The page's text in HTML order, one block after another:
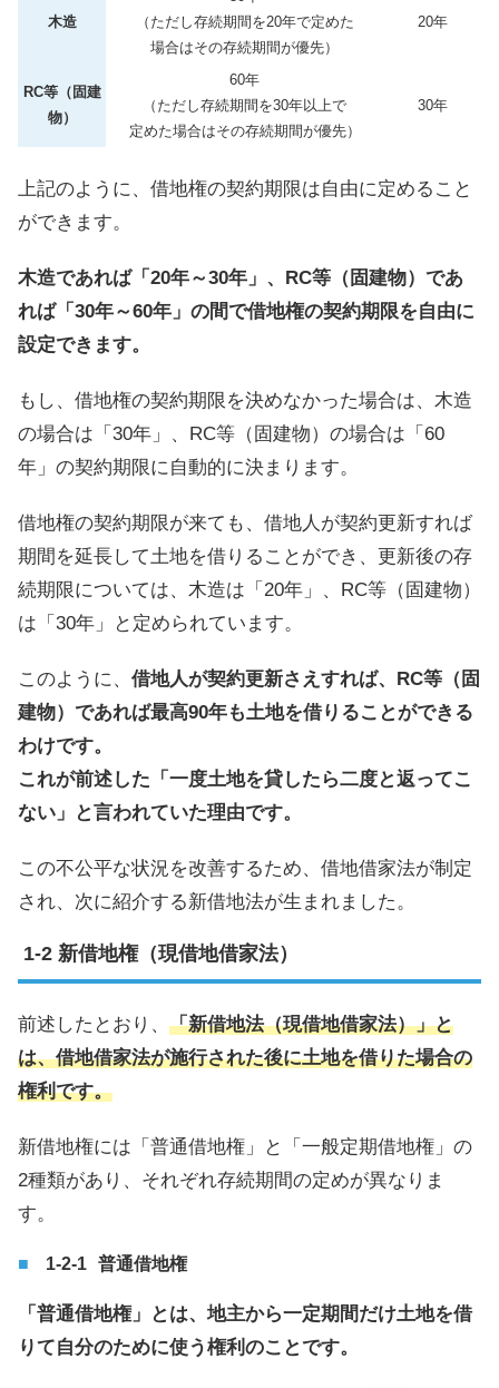
木造
（ただし存続期間を20年で定めた
場合はその存続期間が優先）
20年
RC等（固建
物）
60年
（ただし存続期間を30年以上で
定めた場合はその存続期間が優先）
30年
上記のように、借地権の契約期限は自由に定めること
ができます。
木造であれば「20年～30年」、RC等（固建物）であ
れば「30年～60年」の間で借地権の契約期限を自由に
設定できます。
もし、借地権の契約期限を決めなかった場合は、木造
の場合は「30年」、RC等（固建物）の場合は「60
年」の契約期限に自動的に決まります。
借地権の契約期限が来ても、借地人が契約更新すれば
期間を延長して土地を借りることができ、更新後の存
続期限については、木造は「20年」、RC等（固建物）
は「30年」と定められています。
このように、 借地人が契約更新さえすれば、RC等（固
建物）であれば最高90年も土地を借りることができる
わけです。
これが前述した「一度土地を貸したら二度と返ってこ
ない」と言われていた理由です。
この不公平な状況を改善するため、借地借家法が制定
され、次に紹介する新借地法が生まれました。
新借地権（現借地借家法）
前述したとおり、 「新借地法（現借地借家法）」と
は、借地借家法が施行された後に土地を借りた場合の
権利です。
新借地権には「普通借地権」と「一般定期借地権」の
2種類があり、それぞれ存続期間の定めが異なりま
す。
普通借地権
「普通借地権」とは、地主から一定期間だけ土地を借
りて自分のために使う権利のことです。